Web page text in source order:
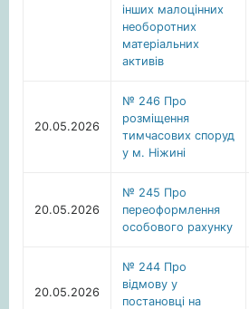
інших малоцінних
необоротних
матеріальних
активів
20.05.2026
№ 246 Про
розміщення
тимчасових споруд
у м. Ніжині
20.05.2026
№ 245 Про
переоформлення
особового рахунку
20.05.2026
№ 244 Про
відмову у
постановці на